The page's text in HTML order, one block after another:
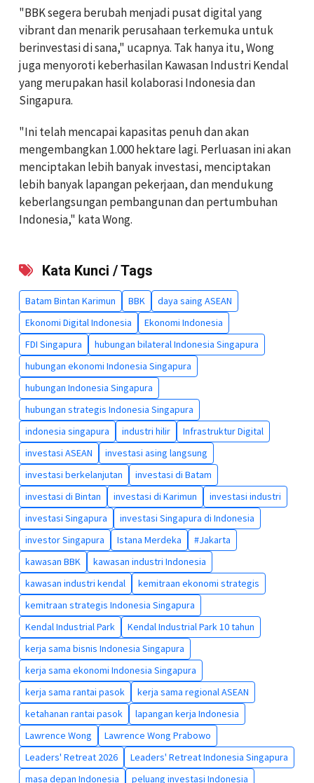
"BBK segera berubah menjadi pusat digital yang
vibrant dan menarik perusahaan terkemuka untuk
berinvestasi di sana," ucapnya. Tak hanya itu, Wong
juga menyoroti keberhasilan Kawasan Industri Kendal
yang merupakan hasil kolaborasi Indonesia dan
Singapura.
"Ini telah mencapai kapasitas penuh dan akan
mengembangkan 1.000 hektare lagi. Perluasan ini akan
menciptakan lebih banyak investasi, menciptakan
lebih banyak lapangan pekerjaan, dan mendukung
keberlangsungan pembangunan dan pertumbuhan
Indonesia," kata Wong.
Kata Kunci / Tags
Batam Bintan Karimun BBK
daya saing ASEAN
Ekonomi Digital Indonesia
Ekonomi Indonesia
FDI Singapura
hubungan bilateral Indonesia Singapura
hubungan ekonomi Indonesia Singapura
hubungan Indonesia Singapura
hubungan strategis Indonesia Singapura
indonesia singapura
industri hilir
Infrastruktur Digital
investasi ASEAN
investasi asing langsung
investasi berkelanjutan
investasi di Batam
investasi di Bintan
investasi di Karimun
investasi industri
investasi Singapura
investasi Singapura di Indonesia
investor Singapura
Istana Merdeka
#Jakarta
kawasan BBK
kawasan industri Indonesia
kawasan industri kendal
kemitraan ekonomi strategis
kemitraan strategis Indonesia Singapura
Kendal Industrial Park
Kendal Industrial Park 10 tahun
kerja sama bisnis Indonesia Singapura
kerja sama ekonomi Indonesia Singapura
kerja sama rantai pasok
kerja sama regional ASEAN
ketahanan rantai pasok
lapangan kerja Indonesia
Lawrence Wong
Lawrence Wong Prabowo
Leaders' Retreat 2026
Leaders' Retreat Indonesia Singapura
masa depan Indonesia
peluang investasi Indonesia